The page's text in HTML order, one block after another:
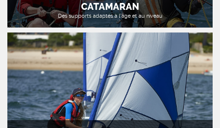
CATAMARAN
Des supports adaptés à l'âge et au niveau